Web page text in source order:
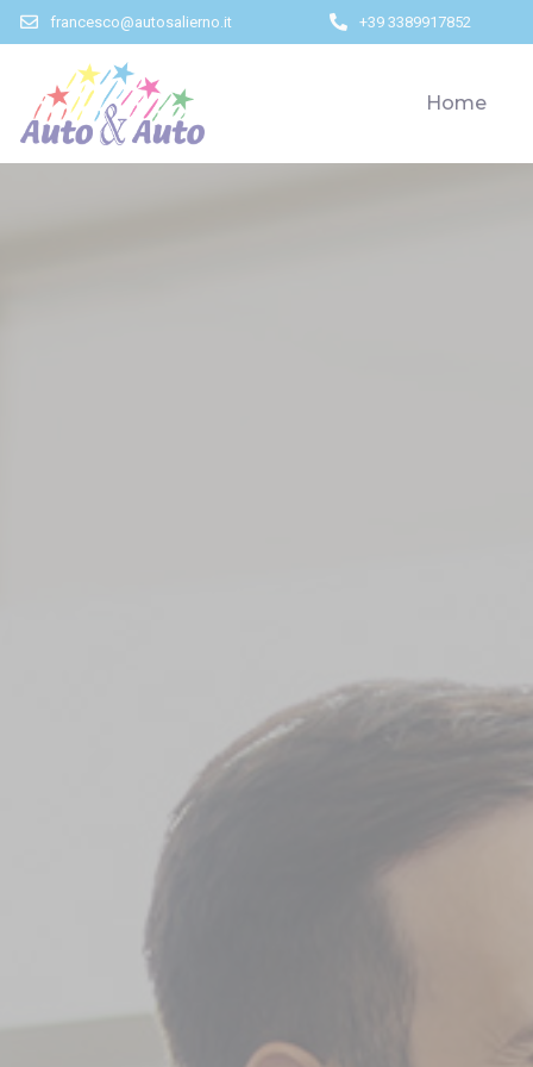
francesco@autosalierno.it +39 3389917852
Home